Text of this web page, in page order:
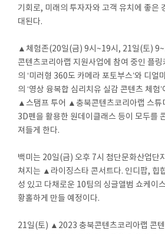
기회로, 미래의 투자자와 고객 유치에 좋은
대된다.
▲체험존(20일(금) 9시~19시, 21일(토)
콘텐츠코리아랩 지원사업에 참여 중인 플
의 ‘미러형 360도 카메라 포토부스’와 디얼
의 ‘영상 융복합 심리치유 실감 콘텐츠 체험
▲스탬프 투어 ▲충북콘텐츠코리아랩 스튜
3D펜을 활용한 원데이클래스 등이 모두를
져들게 한다.
백미는 20일(금) 오후 7시 첨단문화산업단
쳐지는 ▲라이징스타 콘서트다. 인디팝, 힙
성 있고 다채로운 10팀의 싱글앨범 쇼케이
황홀하게 만들 예정이다.
21일(토) ▲2023 충북콘텐츠코리아랩 콘텐